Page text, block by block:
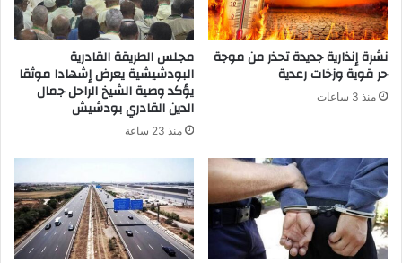
نشرة إنذارية جديدة تحذر من موجة
حر قوية وزخات رعدية
منذ 3 ساعات
مجلس الطريقة القادرية
البودشيشية يعرض إشهادا موثقا
يؤكد وصية الشيخ الراحل جمال
الدين القادري بودشيش
منذ 23 ساعة